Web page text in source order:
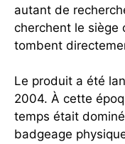
autant de
cherchent le siège
tombent
Le produit a été
2004. À cette
temps était
badgeage